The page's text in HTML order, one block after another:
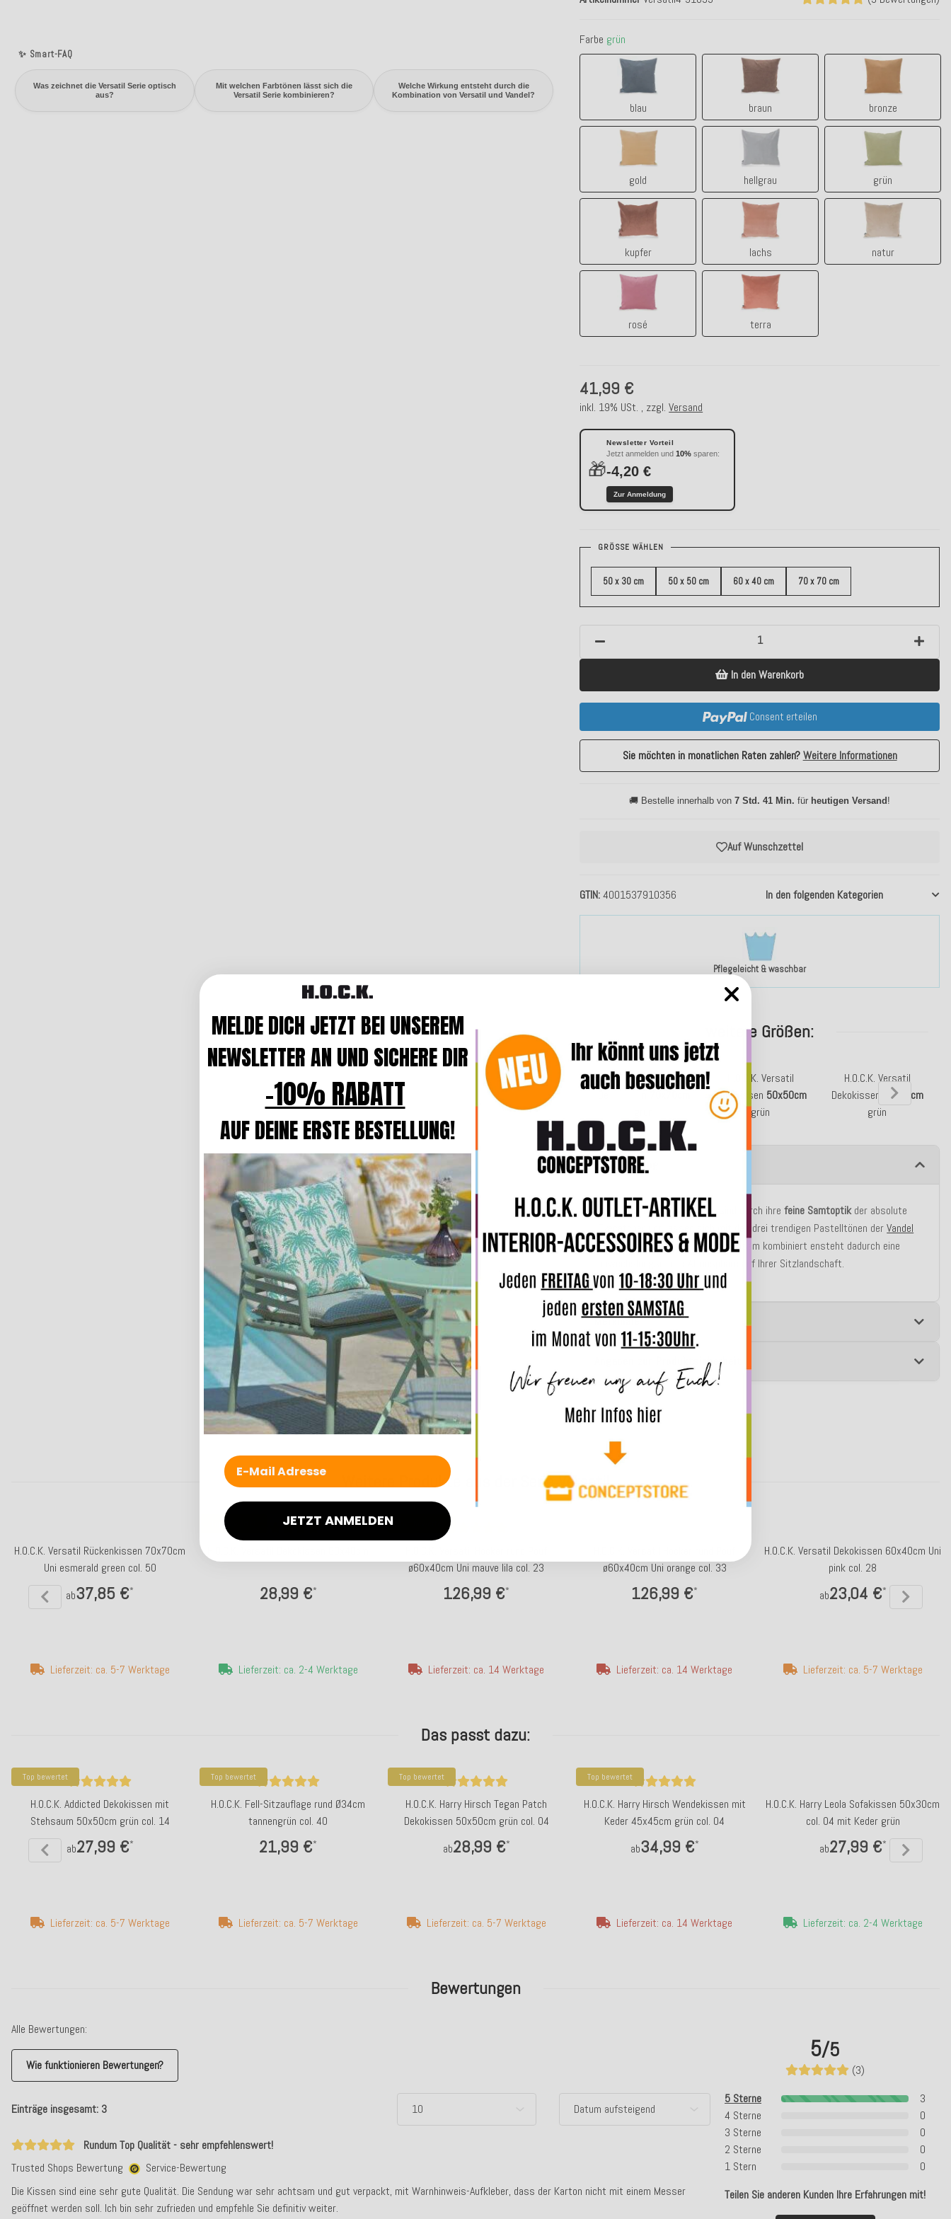
✨ Smart-FAQ
Was zeichnet die Versatil Serie optisch
aus?
Mit welchen Farbtönen lässt sich die
Versatil Serie kombinieren?
Welche Wirkung entsteht durch die
Kombination von Versatil und Vandel?
Pflegeleicht & waschbar
GTIN 4001537910356 In den folgenden Kategorien
Farbe grün
blau
blau
braun
braun
bronze
bronze
gold
gold
hellgrau
hellgrau
grün
grün
kupfer
kupfer
lachs
lachs
natur
natur
rosé
rosé
terra
terra
41,99 €
inkl. 19% USt. , zzgl.Versand
🎁
Newsletter Vorteil
Jetzt anmelden und10% sparen:
-4,20 €
Zur Anmeldung
Auf Wunschzettel
GRÖSSE WÄHLEN
50 x 30 cm 50 x 50 cm 60 x 40 cm 70 x 70 cm
In den Warenkorb
Consent erteilen
Sie möchten in monatlichen Raten zahlen?Weitere Informationen
🚚 Bestelle innerhalb von7 Std. 41 Min. für heutigen Versand !
weitere Größen:
H.O.C.K. Versatil
H.O.C.K. Versatil
Dekokissen 50x50cm
grün
H.O.C.K. Versatil
Dekokissen
50x30cm
grün
Beschreibung
Die Artikel der Versatil Serie sind durch ihrefeine Samtoptikder absolute
Eyecatcher und lassen sich mit den drei trendigen Pastelltönen derVandel
Serieperfekt kombinieren. Gemeinsam kombiniert ensteht dadurch eine
abwechslungsreiche Atmosphäre auf Ihrer Sitzlandschaft.
Merkmale
Angaben zur Produktsicherheit
Bewertungen
5/5
(3)
5 Sterne
3
4 Sterne
0
3 Sterne
0
2 Sterne
0
1 Stern
0
Teilen Sie anderen Kunden Ihre Erfahrungen mit!
Alle Bewertungen:
Wie funktionieren Bewertungen?
Einträge insgesamt: 3
Rundum Top Qualität - sehr empfehlenswert!
Trusted Shops Bewertung
Service-Bewertung
Die Kissen sind eine sehr gute Qualität. Die Sendung war sehr achtsam und gut verpackt, mit Warnhinweis-Aufkleber, dass der Karton nicht mit einem Messer
geöffnet werden soll. Ich bin sehr zufrieden und empfehle Sie definitiv weiter.
Weitere Produkte aus der Serie Versatil
H.O.C.K. Versatil Rückenkissen 70x70cm
Uni esmerald green col. 50
ab37,85 €*
Lieferzeit: ca. 5-7 Werktage
Top bewertet
28,99 €*
Lieferzeit: ca. 2-4 Werktage
ø60x40cm Uni mauve lila col. 23
126,99 €*
Lieferzeit: ca. 14 Werktage
ø60x40cm Uni orange col. 33
126,99 €*
Lieferzeit: ca. 14 Werktage
H.O.C.K. Versatil Dekokissen 60x40cm Uni
pink col. 28
ab23,04 €*
Lieferzeit: ca. 5-7 Werktage
Das passt dazu:
Top bewertet
H.O.C.K. Addicted Dekokissen mit
Stehsaum 50x50cm grün col. 14
ab27,99 €*
Lieferzeit: ca. 5-7 Werktage
Top bewertet
H.O.C.K. Fell-Sitzauflage rund Ø34cm
tannengrün col. 40
21,99 €*
Lieferzeit: ca. 5-7 Werktage
Top bewertet
H.O.C.K. Harry Hirsch Tegan Patch
Dekokissen 50x50cm grün col. 04
ab28,99 €*
Lieferzeit: ca. 5-7 Werktage
Top bewertet
H.O.C.K. Harry Hirsch Wendekissen mit
Keder 45x45cm grün col. 04
ab34,99 €*
Lieferzeit: ca. 14 Werktage
H.O.C.K. Harry Leola Sofakissen 50x30cm
col. 04 mit Keder grün
ab27,99 €*
Lieferzeit: ca. 2-4 Werktage
MELDE DICH JETZT BEI UNSEREM
NEWSLETTER AN UND SICHERE DIR
-10% RABATT
AUF DEINE ERSTE BESTELLUNG!
JETZT ANMELDEN